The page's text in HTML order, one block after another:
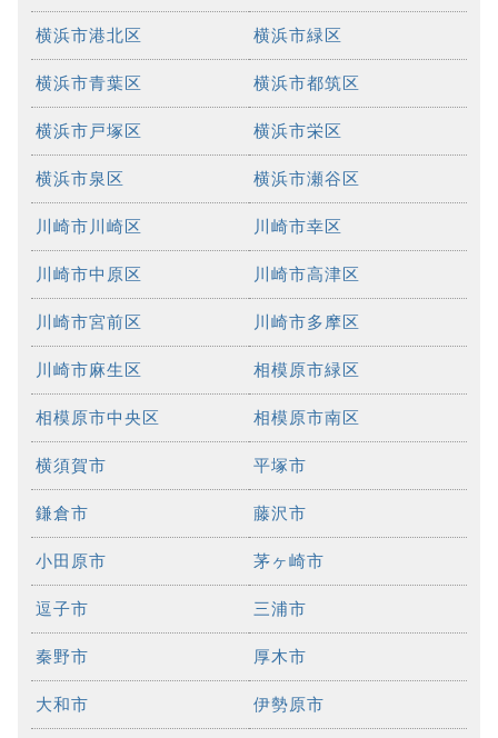
横浜市港北区 横浜市緑区
横浜市青葉区 横浜市都筑区
横浜市戸塚区 横浜市栄区
横浜市泉区 横浜市瀬谷区
川崎市川崎区 川崎市幸区
川崎市中原区 川崎市高津区
川崎市宮前区 川崎市多摩区
川崎市麻生区 相模原市緑区
相模原市中央区 相模原市南区
横須賀市 平塚市
鎌倉市 藤沢市
小田原市 茅ヶ崎市
逗子市 三浦市
秦野市 厚木市
大和市 伊勢原市